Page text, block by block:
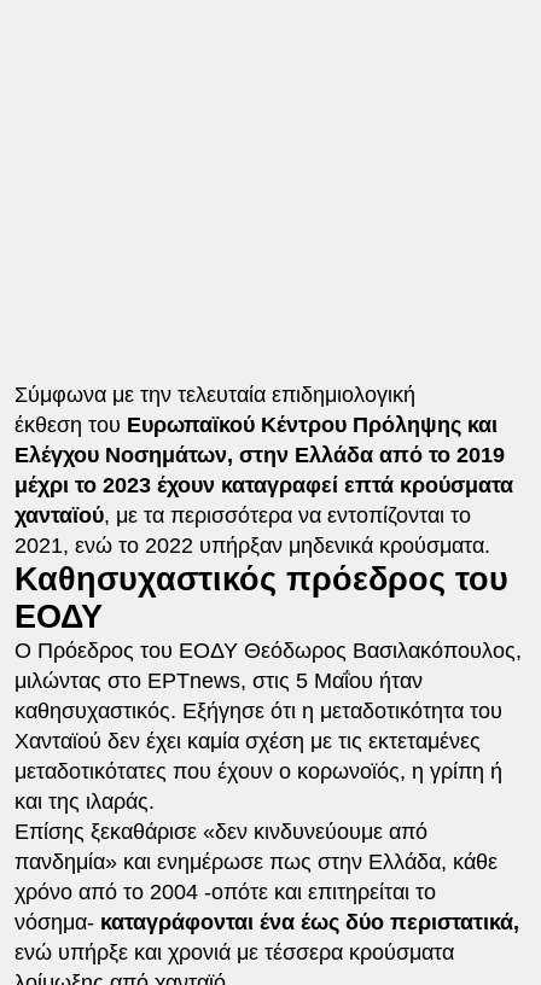
Σύμφωνα με την τελευταία επιδημιολογική
έκθεση του Ευρωπαϊκού Κέντρου Πρόληψης και
Ελέγχου Νοσημάτων, στην Ελλάδα από το 2019
μέχρι το 2023 έχουν καταγραφεί επτά κρούσματα
χανταϊού, με τα περισσότερα να εντοπίζονται το
2021, ενώ το 2022 υπήρξαν μηδενικά κρούσματα.
Καθησυχαστικός πρόεδρος του
ΕΟΔΥ
Ο Πρόεδρος του ΕΟΔΥ Θεόδωρος Βασιλακόπουλος,
μιλώντας στο ΕΡΤnews, στις 5 Μαΐου ήταν
καθησυχαστικός. Εξήγησε ότι η μεταδοτικότητα του
Χανταϊού δεν έχει καμία σχέση με τις εκτεταμένες
μεταδοτικότατες που έχουν ο κορωνοϊός, η γρίπη ή
και της ιλαράς.
Επίσης ξεκαθάρισε «δεν κινδυνεύουμε από
πανδημία» και ενημέρωσε πως στην Ελλάδα, κάθε
χρόνο από το 2004 -οπότε και επιτηρείται το
νόσημα- καταγράφονται ένα έως δύο περιστατικά,
ενώ υπήρξε και χρονιά με τέσσερα κρούσματα